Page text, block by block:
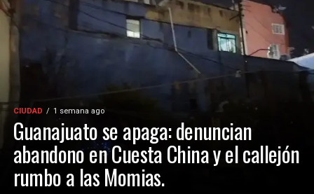
CIUDAD 1 semana ago
Guanajuato se apaga: denuncian
abandono en Cuesta China y el callejón
rumbo a las Momias.